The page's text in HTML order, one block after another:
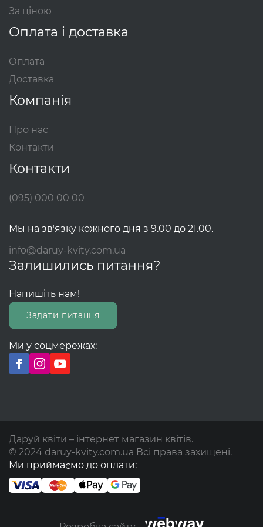
За ціною
Оплата і доставка
Оплата
Доставка
Компанія
Про нас
Контакти
Контакти
(095) 000 00 00
Мы на звʼязку кожного дня з 9.00 до 21.00.
info@daruy-kvity.com.ua
Залишились питання?
Напишіть нам!
Задати питання
Ми у соцмережах:
Даруй квіти – інтернет магазин квітів.
© 2024 daruy-kvity.com.ua Всі права захищені.
Ми приймаємо до оплати: